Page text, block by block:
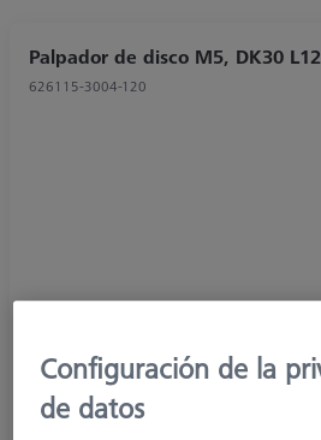
Palpador de disco M5, DK30
626115-3004-120
Configuración de la
de datos